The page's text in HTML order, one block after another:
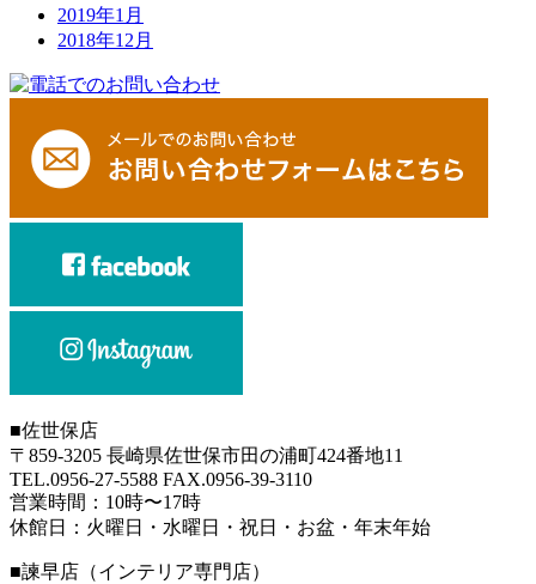
2019年1月
2018年12月
■佐世保店
〒859-3205 長崎県佐世保市田の浦町424番地11
TEL.0956-27-5588 FAX.0956-39-3110
営業時間：10時〜17時
休館日：火曜日・水曜日・祝日・お盆・年末年始
■諫早店（インテリア専門店）